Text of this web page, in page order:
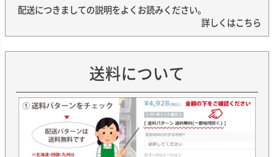
配送につきましての説明をよくお読みください。
詳しくはこちら
送料について